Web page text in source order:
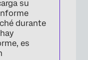
su
durante
es